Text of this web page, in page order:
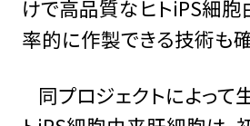
けで高品質なヒトiPS細
率的に作製できる技術も確
同プロジェクトによって